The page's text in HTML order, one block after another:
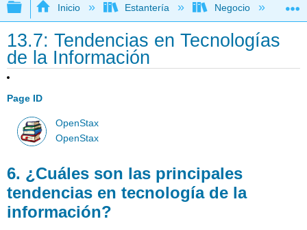
Expandir/contraer jerarquía global
Inicio Estantería Negocio
13.7: Tendencias en Tecnologías
de la Información
Page ID
OpenStax
OpenStax
6. ¿Cuáles son las principales
tendencias en tecnología de la
información?